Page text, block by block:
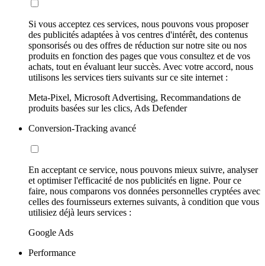
Si vous acceptez ces services, nous pouvons vous proposer
des publicités adaptées à vos centres d'intérêt, des contenus
sponsorisés ou des offres de réduction sur notre site ou nos
produits en fonction des pages que vous consultez et de vos
achats, tout en évaluant leur succès. Avec votre accord, nous
utilisons les services tiers suivants sur ce site internet :
Meta-Pixel, Microsoft Advertising, Recommandations de
produits basées sur les clics, Ads Defender
Conversion-Tracking avancé
En acceptant ce service, nous pouvons mieux suivre, analyser
et optimiser l'efficacité de nos publicités en ligne. Pour ce
faire, nous comparons vos données personnelles cryptées avec
celles des fournisseurs externes suivants, à condition que vous
utilisiez déjà leurs services :
Google Ads
Performance